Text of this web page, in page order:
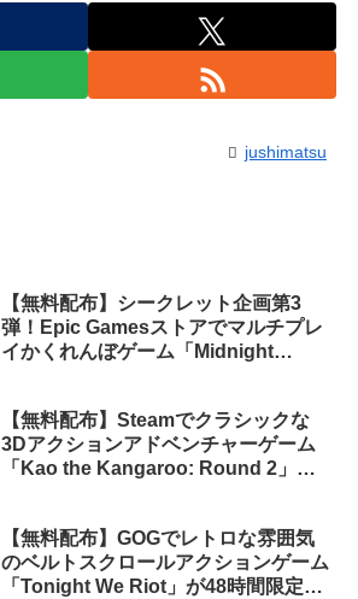
jushimatsu
【無料配布】シークレット企画第3
弾！Epic Gamesストアでマルチプレ
イかくれんぼゲーム「Midnight
【無料配布】Steamでクラシックな
3Dアクションアドベンチャーゲーム
「Kao the Kangaroo: Round 2」が
【無料配布】GOGでレトロな雰囲気
のベルトスクロールアクションゲーム
「Tonight We Riot」が48時間限定で